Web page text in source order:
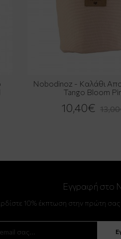
Nobodinoz - Καλάθι
Tango Bloom
10,40€
Εγγραφή στο
10% έκπτωση στην πρώτη